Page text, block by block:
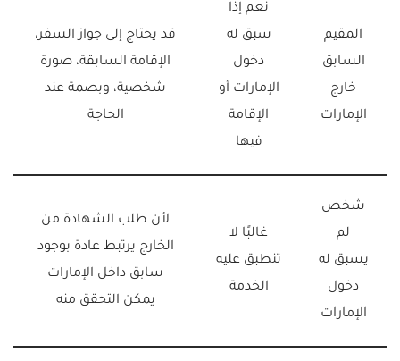
المقيم
السابق
خارج
الإمارات
نعم إذا
سبق له
دخول
الإمارات أو
الإقامة
فيها
قد يحتاج إلى جواز السفر،
الإقامة السابقة، صورة
شخصية، وبصمة عند
الحاجة
شخص
لم
يسبق له
دخول
الإمارات
غالبًا لا
تنطبق عليه
الخدمة
لأن طلب الشهادة من
الخارج يرتبط عادة بوجود
سابق داخل الإمارات
يمكن التحقق منه